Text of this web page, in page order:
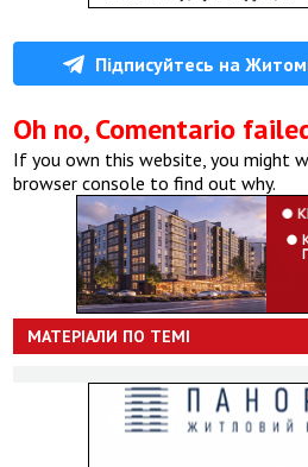
Підписуйтесь на
Oh no, Comentario
If you own this website, you might
browser console to find out why.
МАТЕРІАЛИ ПО ТЕМІ